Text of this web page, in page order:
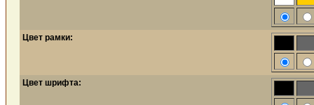
Цвет рамки:
Цвет шрифта: